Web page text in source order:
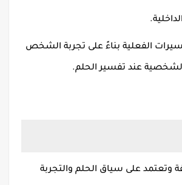
.
الفعلية بناءً على تجربة الشخص
عند تفسير الحلم.
وتعتمد على سياق الحلم والتجربة